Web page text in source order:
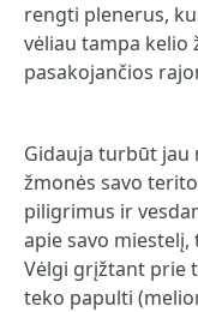
rengti plenerus,
vėliau tampa
pasakojančios
Gidauja turbūt jau
žmonės savo
piligrimus ir
apie savo
Vėlgi grįžtant prie
teko papulti